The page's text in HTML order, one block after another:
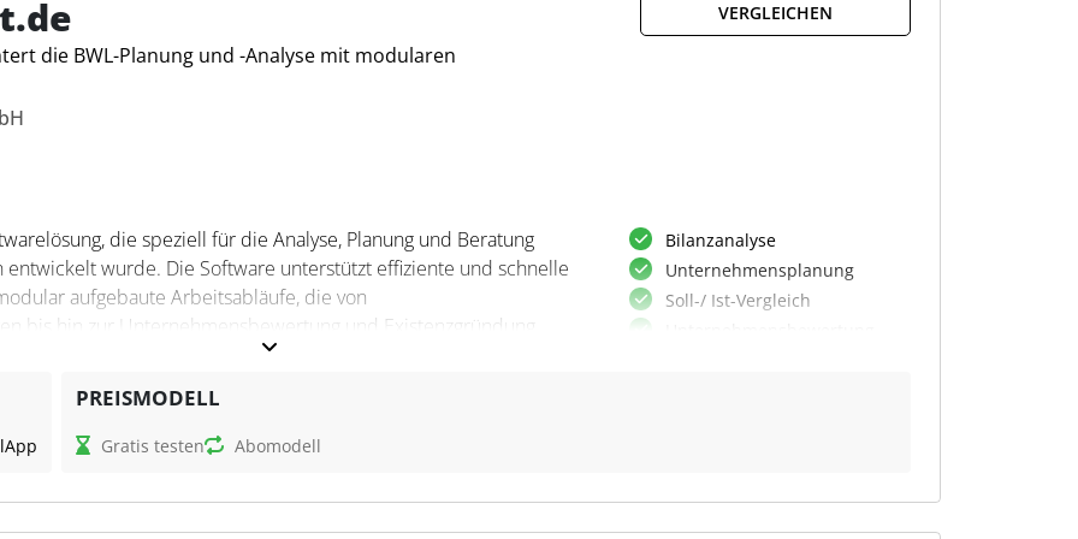
die BWL-Planung und -Analyse mit modularen
VERGLEICHEN
die speziell für die Analyse, Planung und Beratung
wurde. Die Software unterstützt effiziente und schnelle
aufgebaute Arbeitsabläufe, die von
bis hin zur Unternehmensbewertung und Existenzgründung
Datenimport aus allen gängigen
da alle Daten sicher in einem deutschen Rechenzentrum
Bilanzanalyse
Unternehmensplanung
Soll-/ Ist-Vergleich
Existenzgründung
App
PREISMODELL
Gratis testen Abomodell